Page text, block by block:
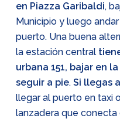
en Piazza Garibaldi,
Municipio y luego
puerto. Una buena
la estación central
urbana 151, bajar en
seguir a pie. Si llegas
llegar al puerto en taxi
lanzadera que